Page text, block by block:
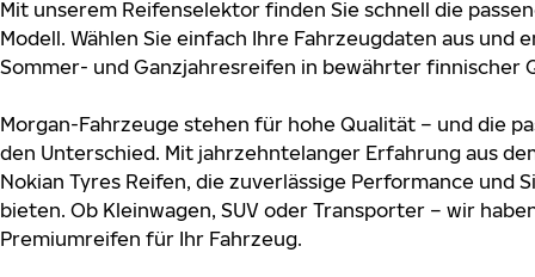
Mit unserem Reifenselektor finden Sie schnell die
Modell. Wählen Sie einfach Ihre Fahrzeugdaten aus und
Sommer- und Ganzjahresreifen in bewährter finnischer
Morgan-Fahrzeuge stehen für hohe Qualität – und die
den Unterschied. Mit jahrzehntelanger Erfahrung aus
Nokian Tyres Reifen, die zuverlässige Performance und
bieten. Ob Kleinwagen, SUV oder Transporter – wir
Premiumreifen für Ihr Fahrzeug.